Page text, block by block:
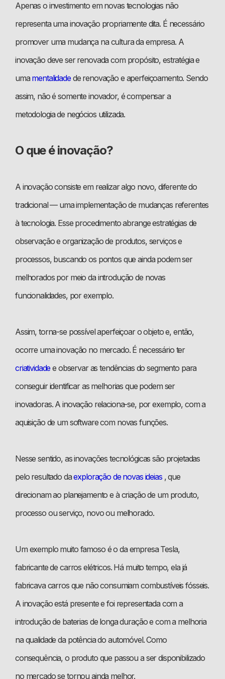
Apenas o investimento em novas tecnologias não
representa uma inovação propriamente dita. É necessário
promover uma mudança na cultura da empresa. A
inovação deve ser renovada com propósito, estratégia e
uma mentalidadede renovação e aperfeiçoamento. Sendo
assim, não é somente inovador, é compensar a
metodologia de negócios utilizada.
O que é inovação?
A inovação consiste em realizar algo novo, diferente do
tradicional — uma implementação de mudanças referentes
à tecnologia. Esse procedimento abrange estratégias de
observação e organização de produtos, serviços e
processos, buscando os pontos que ainda podem ser
melhorados por meio da introdução de novas
funcionalidades, por exemplo.
Assim, torna-se possível aperfeiçoar o objeto e, então,
ocorre uma inovação no mercado. É necessário ter
criatividade e observar as tendências do segmento para
conseguir identificar as melhorias que podem ser
inovadoras. A inovação relaciona-se, por exemplo, com a
aquisição de um software com novas funções.
Nesse sentido, as inovações tecnológicas são projetadas
pelo resultado daexploração de novas ideias, que
direcionam ao planejamento e à criação de um produto,
processo ou serviço, novo ou melhorado.
Um exemplo muito famoso é o da empresa Tesla,
fabricante de carros elétricos. Há muito tempo, ela já
fabricava carros que não consumiam combustíveis fósseis.
A inovação está presente e foi representada com a
introdução de baterias de longa duração e com a melhoria
na qualidade da potência do automóvel. Como
consequência, o produto que passou a ser disponibilizado
no mercado se tornou ainda melhor.